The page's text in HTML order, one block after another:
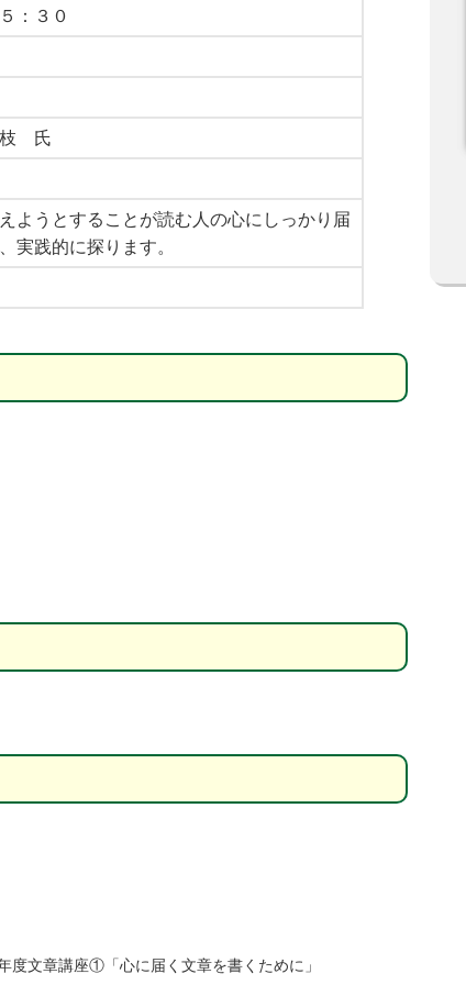
：３０
枝 氏
ようとすることが読む人の心にしっかり届
実践的に探ります。
催 ふるさと未来講座「自然
科学」若狭①「惑星探査の最
前線ーJAXAの取り組みと私た
ちのくらしー」
年記念企画展「子どもの学び
を支えた掛図」
文章講座①「心に届く文章を書くために」